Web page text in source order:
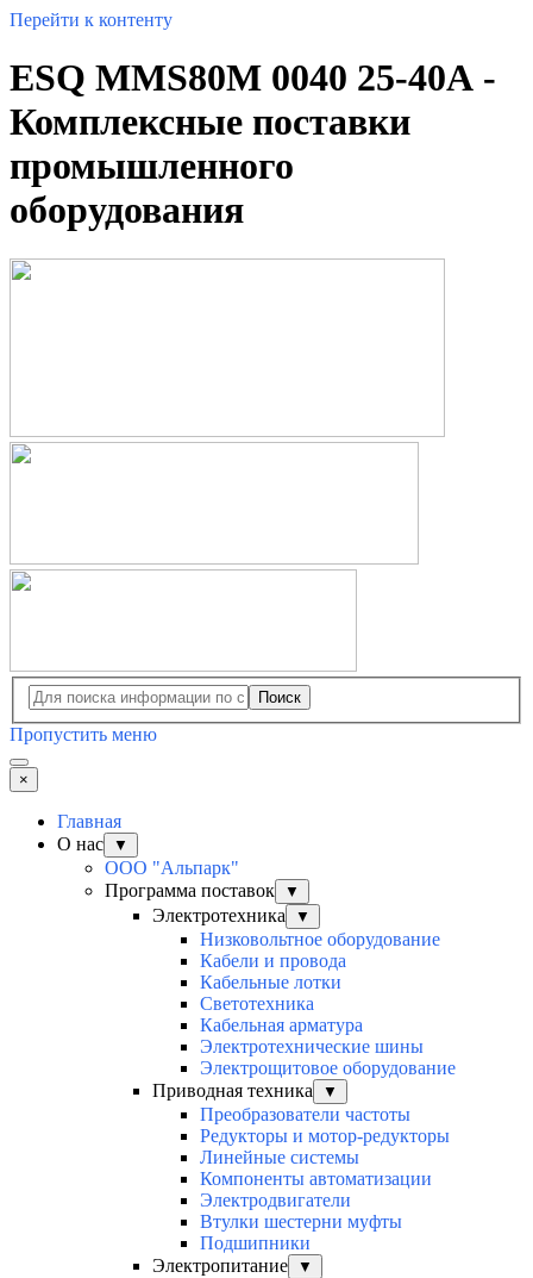
Перейти к контенту
ESQ MMS80M 0040 25-40А -
Комплексные поставки
промышленного
оборудования
Поиск
Пропустить меню
×
Главная
О нас
▼
ООО "Альпарк"
Программа поставок
▼
Электротехника ▼
Низковольтное оборудование
Кабели и провода
Кабельные лотки
Светотехника
Кабельная арматура
Электротехнические шины
Электрощитовое оборудование
Приводная техника
▼
Преобразователи частоты
Редукторы и мотор-редукторы
Линейные системы
Компоненты автоматизации
Электродвигатели
Втулки шестерни муфты
Подшипники
Электропитание
▼